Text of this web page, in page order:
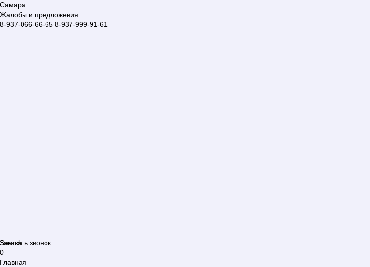
Самара
Жалобы и предложения
8-937-066-66-65 8-937-999-91-61
Search
Заказать звонок
0
Главная